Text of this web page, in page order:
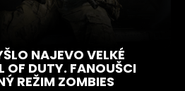
NAJEVO VELKÉ
OF DUTY. FANOUŠCI
REŽIM ZOMBIES